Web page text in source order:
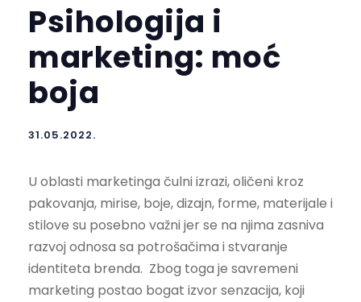
Psihologija i
marketing: moć
boja
31.05.2022.
U oblasti marketinga čulni izrazi, oličeni kroz
pakovanja, mirise, boje, dizajn, forme, materijale i
stilove su posebno važni jer se na njima zasniva
razvoj odnosa sa potrošačima i stvaranje
identiteta brenda. Zbog toga je savremeni
marketing postao bogat izvor senzacija, koji